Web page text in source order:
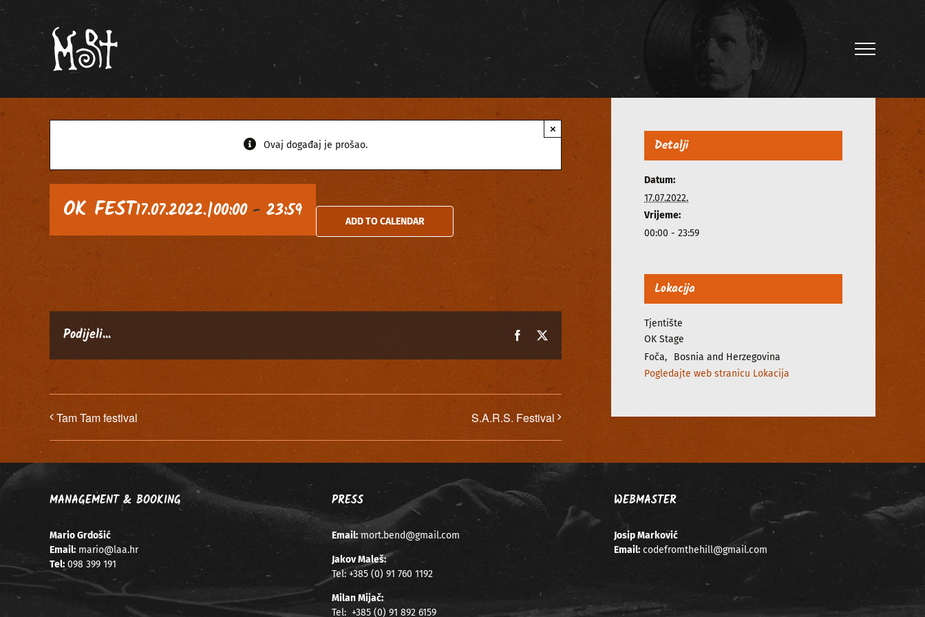
Skip
Ovaj događaj je prošao.
×
OK FEST17.07.2022.|00:00- 23:59 ADD TO CALENDAR
Podijeli... Facebook
Tam Tam festival S.A.R.S. Festival
Detalji
Datum:
17.07.2022.
Vrijeme:
00:00 - 23:59
Lokacija
Tjentište
OK Stage
Foča,
Bosnia and Herzegovina
Pogledajte web stranicu Lokacija
MANAGEMENT & BOOKING
Mario Grdošić
Email: mario@laa.hr
Tel: 098 399 191
PRESS
Email: mort.bend@gmail.com
Jakov Maleš:
Tel: +385 (0) 91 760 1192
Milan Mijač:
Tel: +385 (0) 91 892 6159
WEBMASTER
Josip Marković
Email: codefromthehill@gmail.com